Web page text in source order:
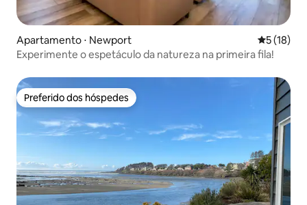
Apartamento ⋅ Newport 5 de uma
5 (18)
Experimente o espetáculo da natureza na primeira fila!
Preferido dos hóspedes
Preferido dos hóspedes